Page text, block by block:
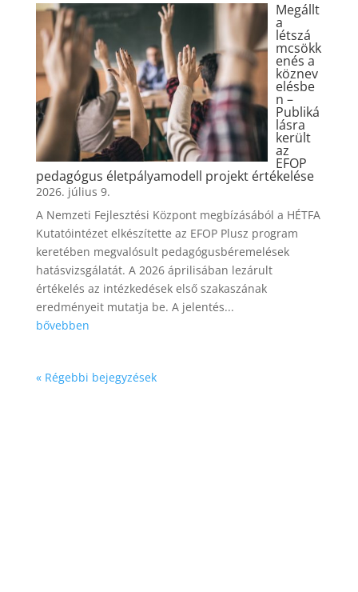
Megállt
a
létszá
mcsökk
enés a
köznev
elésbe
n –
Publiká
lásra
került
az
EFOP
pedagógus életpályamodell projekt értékelése
2026. július 9.
A Nemzeti Fejlesztési Központ megbízásából a HÉTFA
Kutatóintézet elkészítette az EFOP Plusz program
keretében megvalósult pedagógusbéremelések
hatásvizsgálatát. A 2026 áprilisában lezárult
értékelés az intézkedések első szakaszának
eredményeit mutatja be. A jelentés...
bővebben
« Régebbi bejegyzések